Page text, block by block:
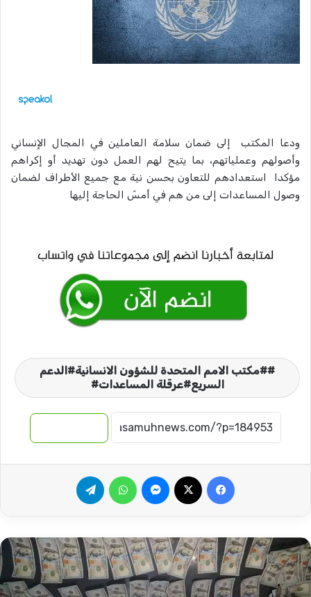
ودعا المكتب إلى ضمان سلامة العاملين في المجال الإنساني
وأصولهم وعملياتهم، بما يتيح لهم العمل دون تهديد أو إكراهم
مؤكدا استعدادهم للتعاون بحسن نية مع جميع الأطراف لضمان
وصول المساعدات إلى من هم في أمسّ الحاجة إليها
#مكتب الامم المتحدة للشؤون الانسانية#الدعم
السريع#عرقلة المساعدات#
فيسبوك ماسنجر واتساب